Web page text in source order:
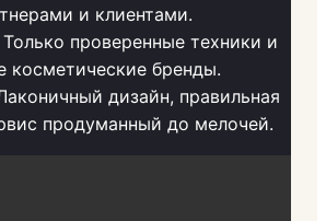
и клиентами.
Только проверенные техники и
косметические бренды.
дизайн, правильная
продуманный до мелочей.